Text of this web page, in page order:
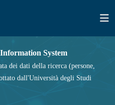
System
dei dati della ricerca (persone,
dall'Università degli Studi